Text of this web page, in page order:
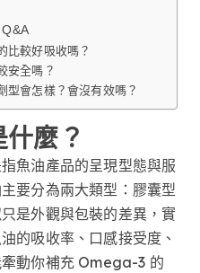
比較好吸收嗎？
安全嗎？
型會怎樣？會沒有效嗎？
麼？
魚油產品的呈現型態與服
要分為兩大類型：膠囊型
是外觀與包裝的差異，實
的吸收率、口感接受度、
動你補充 Omega-3 的